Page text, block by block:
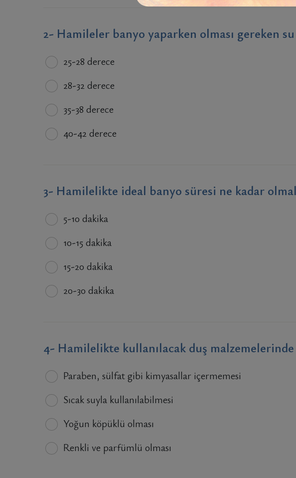
2- Hamileler banyo yaparken olması gereken su
25-28 derece
28-32 derece
35-38 derece
40-42 derece
3- Hamilelikte ideal banyo süresi ne kadar
5-10 dakika
10-15 dakika
15-20 dakika
20-30 dakika
4- Hamilelikte kullanılacak duş
Paraben, sülfat gibi kimyasallar içermemesi
Sıcak suyla kullanılabilmesi
Yoğun köpüklü olması
Renkli ve parfümlü olması